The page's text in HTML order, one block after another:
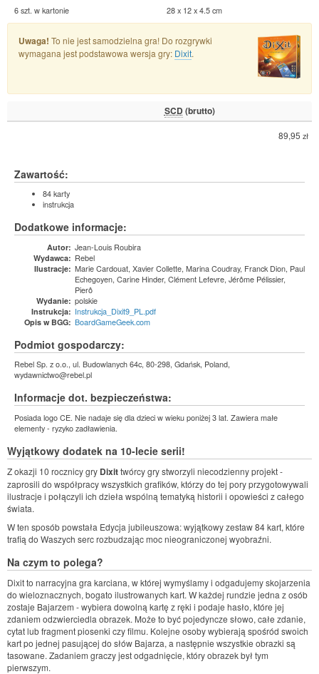
6 szt. w kartonie
28 x 12 x 4.5 cm
Uwaga! To nie jest samodzielna gra! Do rozgrywki
wymagana jest podstawowa wersja gry: Dixit.
SCD (brutto)
89,95 zł
Zawartość:
84 karty
instrukcja
Dodatkowe informacje:
Autor: Jean-Louis Roubira
Wydawca: Rebel
Ilustracje: Marie Cardouat, Xavier Collette, Marina Coudray, Franck Dion, Paul
Echegoyen, Carine Hinder, Clément Lefevre, Jérôme Pélissier,
Pierô
Wydanie: polskie
Instrukcja: Instrukcja_Dixit9_PL.pdf
Opis w BGG: BoardGameGeek.com
Podmiot gospodarczy:
Rebel Sp. z o.o., ul. Budowlanych 64c, 80-298, Gdańsk, Poland,
wydawnictwo@rebel.pl
Informacje dot. bezpieczeństwa:
Posiada logo CE. Nie nadaje się dla dzieci w wieku poniżej 3 lat. Zawiera małe
elementy - ryzyko zadławienia.
Wyjątkowy dodatek na 10-lecie serii!
Z okazji 10 rocznicy gry Dixittwórcy gry stworzyli niecodzienny projekt -
zaprosili do współpracy wszystkich grafików, którzy do tej pory przygotowywali
ilustracje i połączyli ich dzieła wspólną tematyką historii i opowieści z całego
świata.
W ten sposób powstała Edycja jubileuszowa: wyjątkowy zestaw 84 kart, które
trafią do Waszych serc rozbudzając moc nieograniczonej wyobraźni.
Na czym to polega?
Dixit to narracyjna gra karciana, w której wymyślamy i odgadujemy skojarzenia
do wieloznacznych, bogato ilustrowanych kart. W każdej rundzie jedna z osób
zostaje Bajarzem - wybiera dowolną kartę z ręki i podaje hasło, które jej
zdaniem odzwierciedla obrazek. Może to być pojedyncze słowo, całe zdanie,
cytat lub fragment piosenki czy filmu. Kolejne osoby wybierają spośród swoich
kart po jednej pasującej do słów Bajarza, a następnie wszystkie obrazki są
tasowane. Zadaniem graczy jest odgadnięcie, który obrazek był tym
pierwszym.